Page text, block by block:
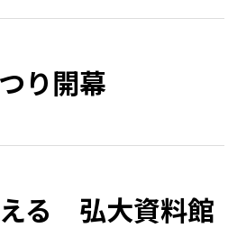
り開幕
る 弘大資料館